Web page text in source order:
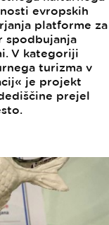
evropskih
platforme za
spodbujanja
V kategoriji
turizma v
je projekt
prejel